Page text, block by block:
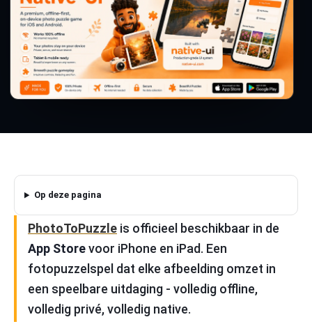
Op deze pagina
PhotoToPuzzle is officieel beschikbaar in de
App Storevoor iPhone en iPad. Een
fotopuzzelspel dat elke afbeelding omzet in
een speelbare uitdaging - volledig offline,
volledig privé, volledig native.